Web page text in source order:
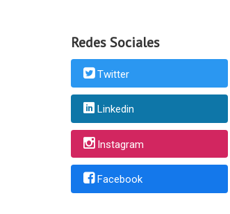
Redes Sociales
Twitter
Linkedin
Instagram
Facebook